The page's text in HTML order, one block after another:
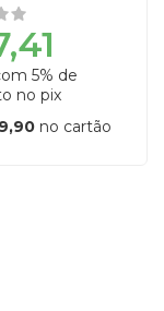
5% de
no pix
no cartão